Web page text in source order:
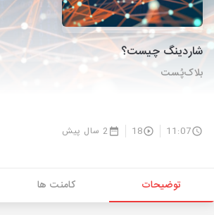
شاردینگ چیست؟
بلاک‌پُست
11:07
18 2 سال پیش
توضیحات کامنت ها